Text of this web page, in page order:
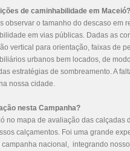
de caminhabilidade em Maceió?
observar o tamanho do descaso em
em vias públicas. Dadas as
vertical para orientação, faixas de
urbanos bem locados, de
estratégias de sombreamento. A
nossa cidade.
nesta Campanha?
no mapa de avaliação das calçadas
calçamentos. Foi uma grande
nacional, integrando